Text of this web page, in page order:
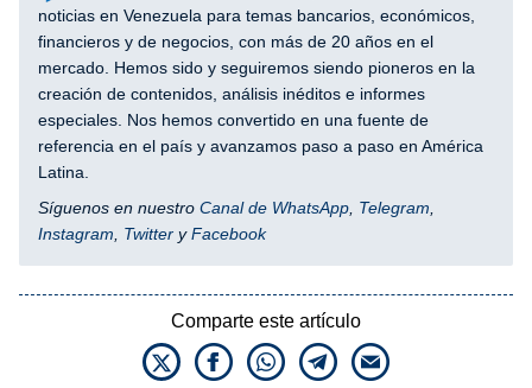
noticias en Venezuela para temas bancarios, económicos,
financieros y de negocios, con más de 20 años en el
mercado. Hemos sido y seguiremos siendo pioneros en la
creación de contenidos, análisis inéditos e informes
especiales. Nos hemos convertido en una fuente de
referencia en el país y avanzamos paso a paso en América
Latina.
Síguenos en nuestro Canal de WhatsApp Telegram
Instagram
Twitter yFacebook
Comparte este artículo